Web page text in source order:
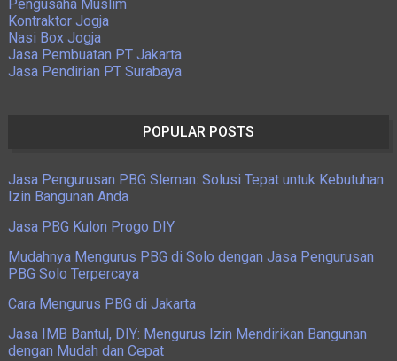
Pengusaha Muslim
Kontraktor Jogja
Nasi Box Jogja
Jasa Pembuatan PT Jakarta
Jasa Pendirian PT Surabaya
POPULAR POSTS
Jasa Pengurusan PBG Sleman: Solusi Tepat untuk Kebutuhan
Izin Bangunan Anda
Jasa PBG Kulon Progo DIY
Mudahnya Mengurus PBG di Solo dengan Jasa Pengurusan
PBG Solo Terpercaya
Cara Mengurus PBG di Jakarta
Jasa IMB Bantul, DIY: Mengurus Izin Mendirikan Bangunan
dengan Mudah dan Cepat